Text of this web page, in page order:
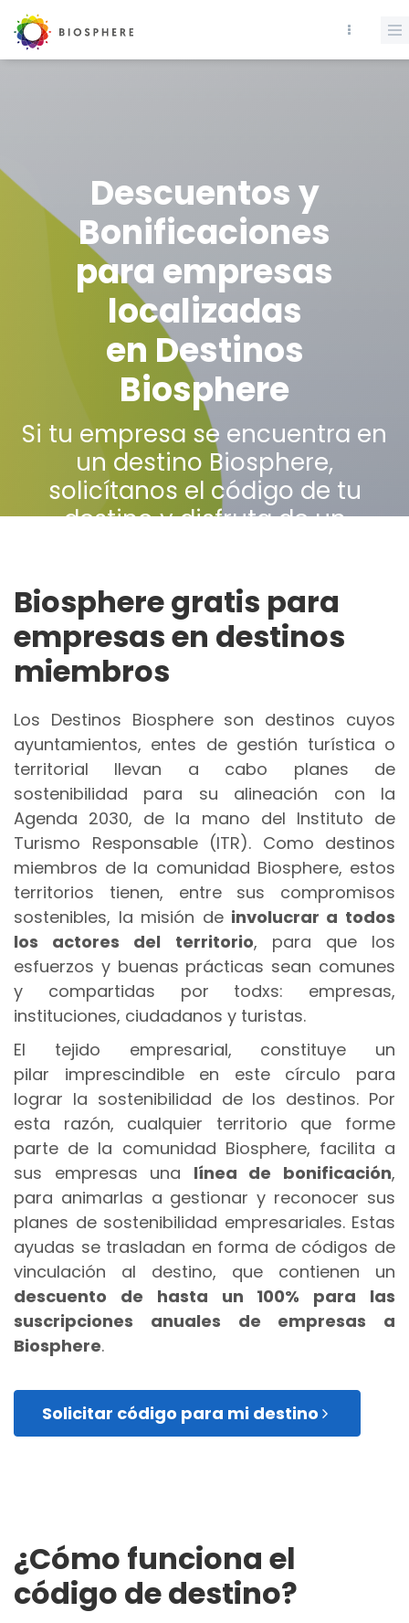
Descuentos y
Bonificaciones
para empresas
localizadas
en Destinos
Biosphere
Si tu empresa se encuentra en
un destino Biosphere,
solicítanos el código de tu
destino y disfruta de un
Biosphere gratis para
empresas en destinos
miembros
Los Destinos Biosphere son destinos cuyos
ayuntamientos, entes de gestión turística o
territorial llevan a cabo planes de
sostenibilidad para su alineación con la
Agenda 2030, de la mano del Instituto de
Turismo Responsable (ITR). Como destinos
miembros de la comunidad Biosphere, estos
territorios tienen, entre sus compromisos
sostenibles, la misión de involucrar a todos
los actores del territorio, para que los
esfuerzos y buenas prácticas sean comunes
y compartidas por todxs: empresas,
instituciones, ciudadanos y turistas.
El tejido empresarial, constituye un
pilar imprescindible en este círculo para
lograr la sostenibilidad de los destinos. Por
esta razón, cualquier territorio que forme
parte de la comunidad Biosphere, facilita a
sus empresas una línea de bonificación,
para animarlas a gestionar y reconocer sus
planes de sostenibilidad empresariales. Estas
ayudas se trasladan en forma de códigos de
vinculación al destino, que contienen un
descuento de hasta un 100% para las
suscripciones anuales de empresas a
Biosphere.
Solicitar código para mi destino
¿Cómo funciona el
código de destino?